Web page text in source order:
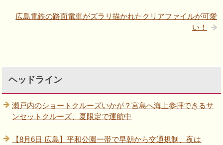
広島電鉄の路面電車がズラリ描かれたクリアファイルが可愛
い！
ヘッドライン
瀬戸内のショートクルーズいかが？宮島へ海上参拝できるサ
ンセットクルーズ、夏限定で運航中
【8月6日 広島】平和公園一帯で早朝から交通規制、夜は